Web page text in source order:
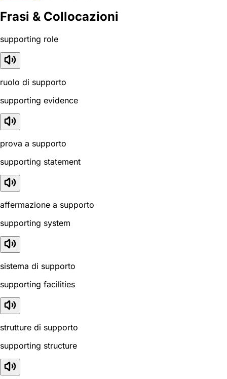
Frasi & Collocazioni
supporting role
ruolo di supporto
supporting evidence
prova a supporto
supporting statement
affermazione a supporto
supporting system
sistema di supporto
supporting facilities
strutture di supporto
supporting structure